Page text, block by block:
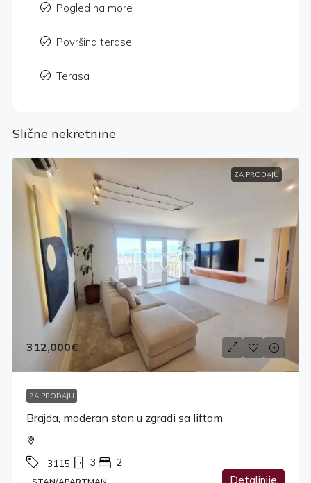
Pogled na more
Površina terase
Terasa
Slične nekretnine
ZA PRODAJU
312,000€
ZA PRODAJU
Brajda, moderan stan u zgradi sa liftom
3115 3 2
Detaljnije